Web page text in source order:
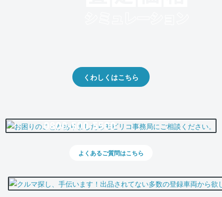
くわしくはこちら
0800-500-5500
よくあるご質問はこちら